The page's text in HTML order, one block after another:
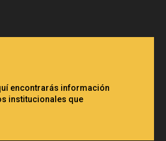
encontrarás información
institucionales que